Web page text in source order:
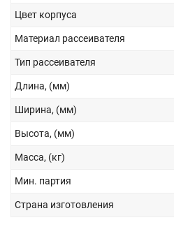
Цвет корпуса
Материал рассеивателя
Тип рассеивателя
Длина, (мм)
Ширина, (мм)
Высота, (мм)
Масса, (кг)
Мин. партия
Страна изготовления